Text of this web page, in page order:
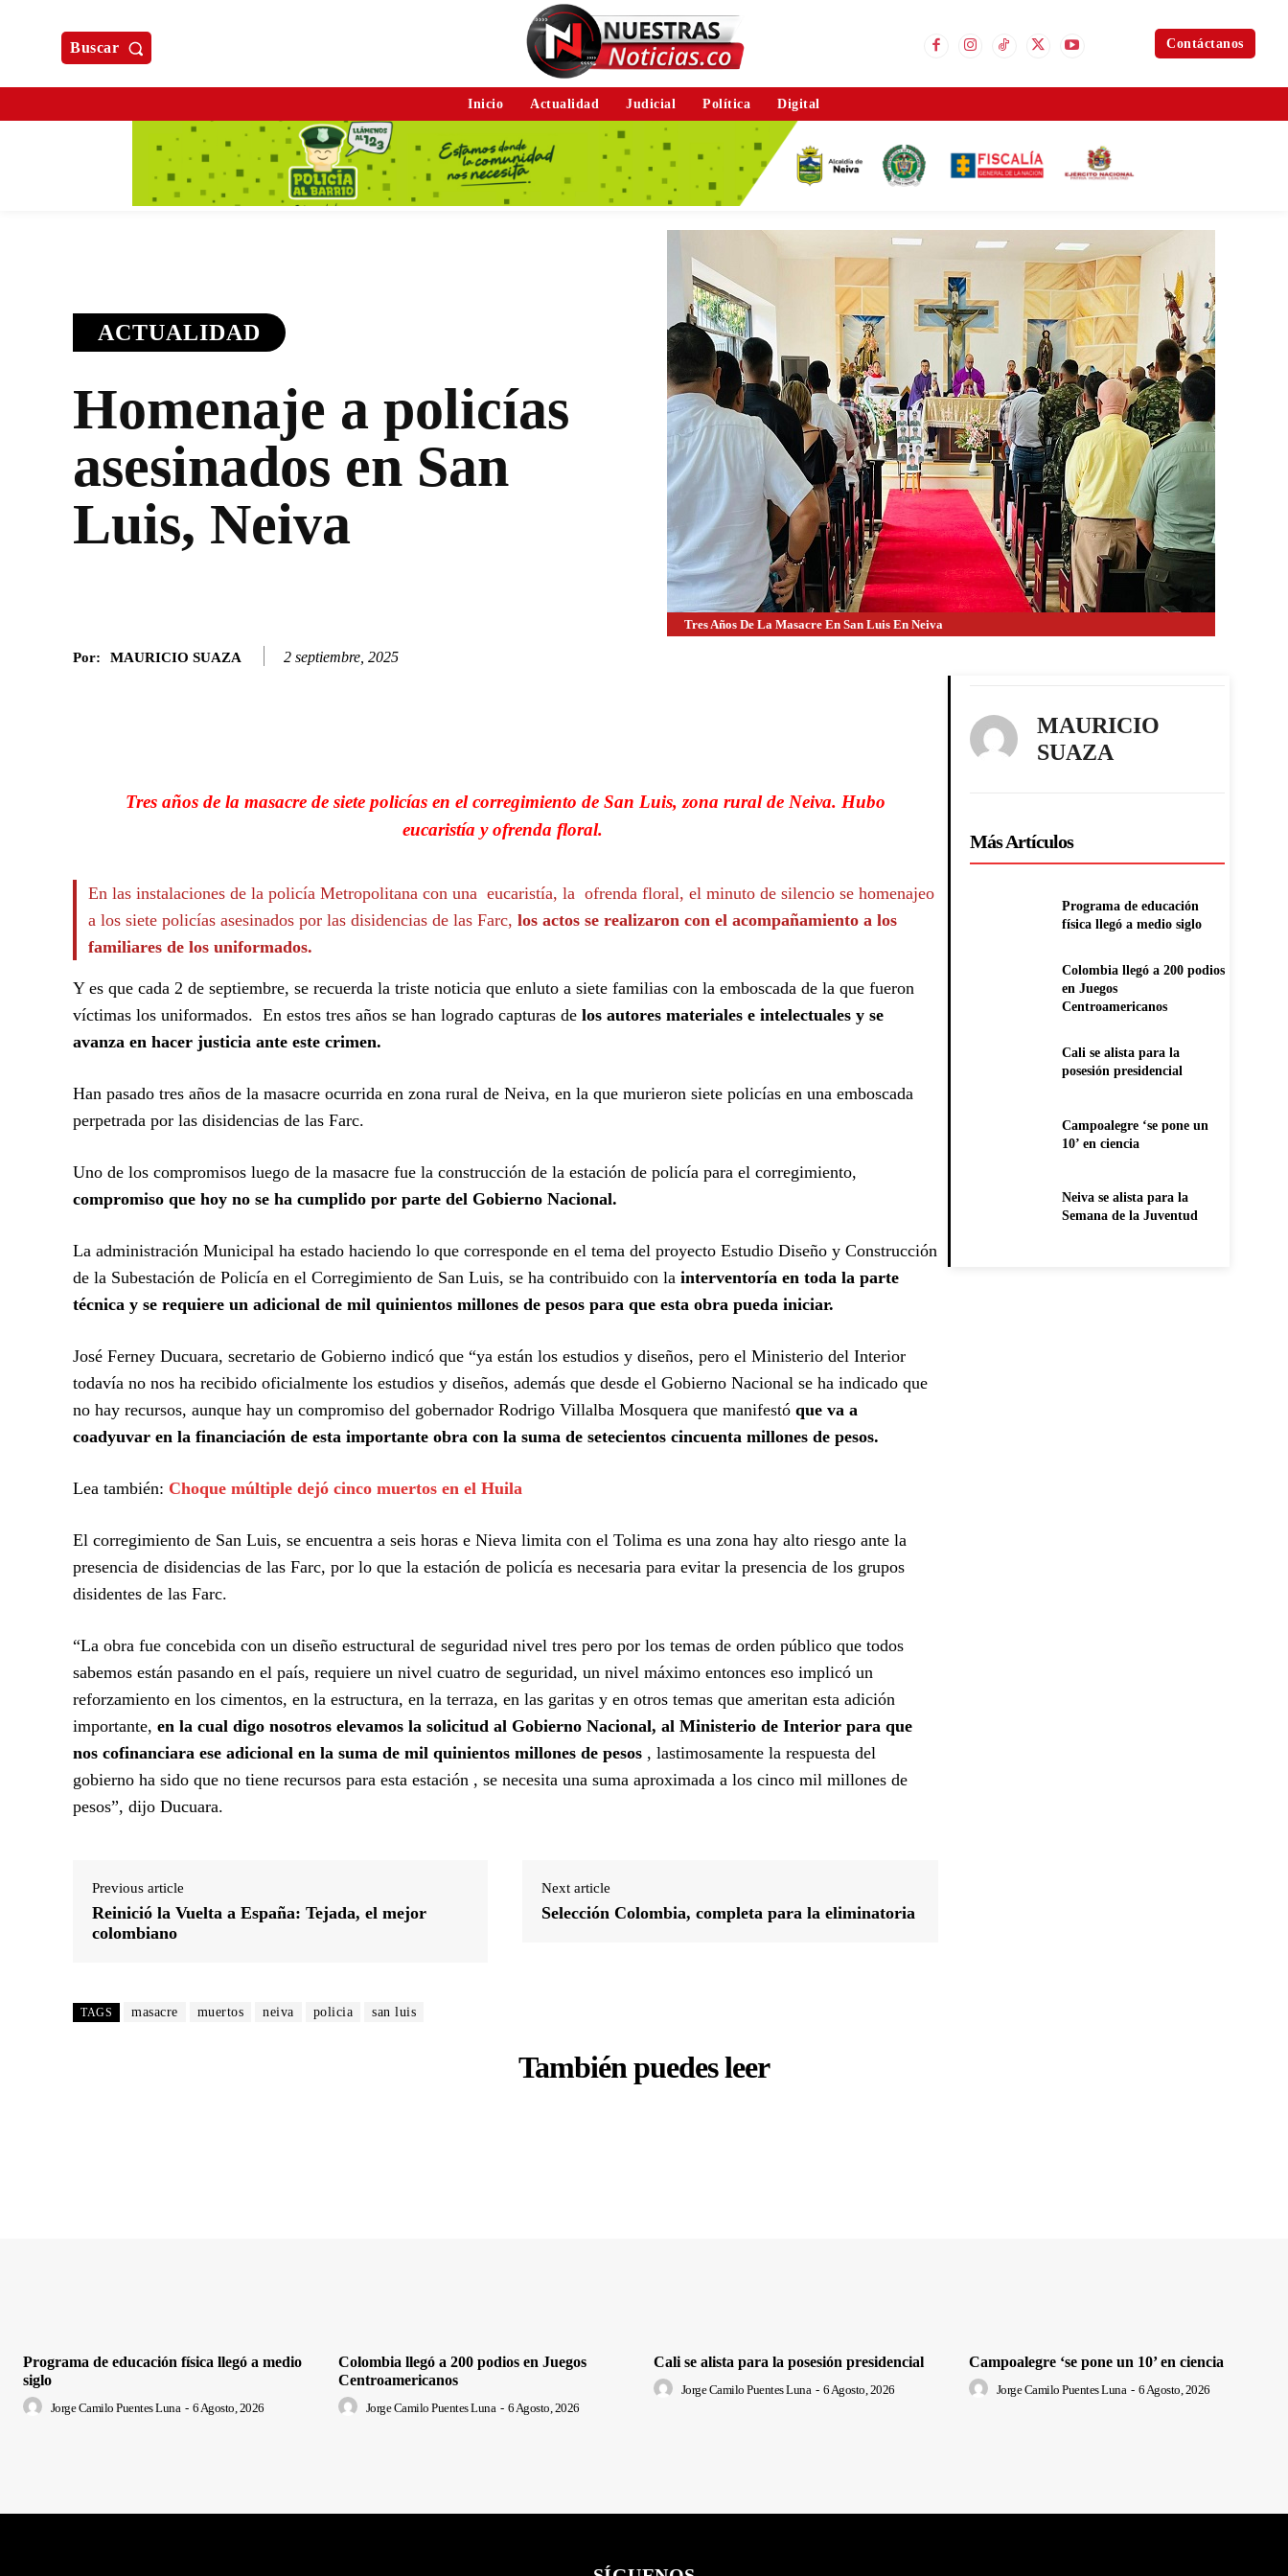
Buscar Contáctanos
Inicio Actualidad Judicial Política Digital
ACTUALIDAD
Homenaje a policías
asesinados en San
Luis, Neiva
Tres Años De La Masacre En San Luis En Neiva
Por: MAURICIO SUAZA 2 septiembre, 2025
Tres años de la masacre de siete policías en el corregimiento de San Luis, zona rural de Neiva. Hubo
eucaristía y ofrenda floral.
En las instalaciones de la policía Metropolitana con una eucaristía, la ofrenda floral, el minuto de silencio se homenajeo
a los siete policías asesinados por las disidencias de las Farc, los actos se realizaron con el acompañamiento a los
familiares de los uniformados.
Y es que cada 2 de septiembre, se recuerda la triste noticia que enluto a siete familias con la emboscada de la que fueron
víctimas los uniformados. En estos tres años se han logrado capturas de los autores materiales e intelectuales y se
avanza en hacer justicia ante este crimen.
Han pasado tres años de la masacre ocurrida en zona rural de Neiva, en la que murieron siete policías en una emboscada
perpetrada por las disidencias de las Farc.
Uno de los compromisos luego de la masacre fue la construcción de la estación de policía para el corregimiento,
compromiso que hoy no se ha cumplido por parte del Gobierno Nacional.
La administración Municipal ha estado haciendo lo que corresponde en el tema del proyecto Estudio Diseño y Construcción
de la Subestación de Policía en el Corregimiento de San Luis, se ha contribuido con la interventoría en toda la parte
técnica y se requiere un adicional de mil quinientos millones de pesos para que esta obra pueda iniciar.
José Ferney Ducuara, secretario de Gobierno indicó que “ya están los estudios y diseños, pero el Ministerio del Interior
todavía no nos ha recibido oficialmente los estudios y diseños, además que desde el Gobierno Nacional se ha indicado que
no hay recursos, aunque hay un compromiso del gobernador Rodrigo Villalba Mosquera que manifestó que va a
coadyuvar en la financiación de esta importante obra con la suma de setecientos cincuenta millones de pesos.
Lea también: Choque múltiple dejó cinco muertos en el Huila
El corregimiento de San Luis, se encuentra a seis horas e Nieva limita con el Tolima es una zona hay alto riesgo ante la
presencia de disidencias de las Farc, por lo que la estación de policía es necesaria para evitar la presencia de los grupos
disidentes de las Farc.
“La obra fue concebida con un diseño estructural de seguridad nivel tres pero por los temas de orden público que todos
sabemos están pasando en el país, requiere un nivel cuatro de seguridad, un nivel máximo entonces eso implicó un
reforzamiento en los cimentos, en la estructura, en la terraza, en las garitas y en otros temas que ameritan esta adición
importante, en la cual digo nosotros elevamos la solicitud al Gobierno Nacional, al Ministerio de Interior para que
nos cofinanciara ese adicional en la suma de mil quinientos millones de pesos , lastimosamente la respuesta del
gobierno ha sido que no tiene recursos para esta estación , se necesita una suma aproximada a los cinco mil millones de
pesos”, dijo Ducuara.
Previous article
Reinició la Vuelta a España: Tejada, el mejor
colombiano
Next article
Selección Colombia, completa para la eliminatoria
TAGS masacre muertos neiva policia san luis
MAURICIO
SUAZA
Más Artículos
Programa de educación
física llegó a medio siglo
Colombia llegó a 200 podios
en Juegos
Centroamericanos
Cali se alista para la
posesión presidencial
Campoalegre ‘se pone un
10’ en ciencia
Neiva se alista para la
Semana de la Juventud
También puedes leer
Programa de educación física llegó a medio
siglo
Jorge Camilo Puentes Luna - 6 Agosto, 2026
Colombia llegó a 200 podios en Juegos
Centroamericanos
Jorge Camilo Puentes Luna - 6 Agosto, 2026
Cali se alista para la posesión presidencial
Jorge Camilo Puentes Luna - 6 Agosto, 2026
Campoalegre ‘se pone un 10’ en ciencia
Jorge Camilo Puentes Luna - 6 Agosto, 2026